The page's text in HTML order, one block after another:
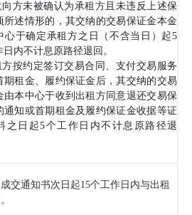
向方未被确认为承租方且未违反上述保
所述情形的，其交纳的交易保证金本金
心于确定承租方之日（不含当日）起5
日内不计息原路径退回。
方按约定签订交易合同、支付交易服务
期租金、履约保证金后，其交纳的交易
由本中心于收到出租方同意退还交易保
通知或首期租金及履约保证金收据等证
之日起5个工作日内不计息原路径退
交通知书次日起15个工作日内与出租